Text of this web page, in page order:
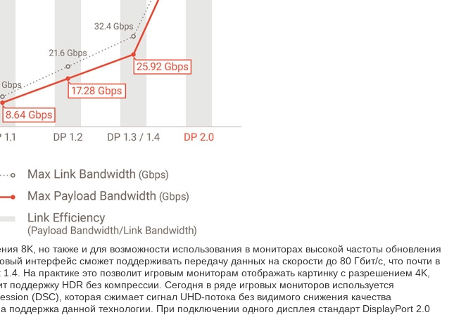
8K, но также и для возможности использования в мониторах высокой частоты обновления
интерфейс сможет поддерживать передачу данных на скорости до 80 Гбит/с, что почти в
На практике это позволит игровым мониторам отображать картинку с разрешением 4K,
HDR без компрессии. Сегодня в ряде игровых мониторов используется
(DSC), которая сжимает сигнал UHD-потока без видимого снижения качества
поддержка данной технологии. При подключении одного дисплея стандарт DisplayPort 2.0